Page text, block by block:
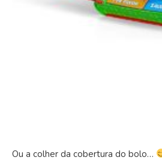
Ou a colher da cobertura do bolo…